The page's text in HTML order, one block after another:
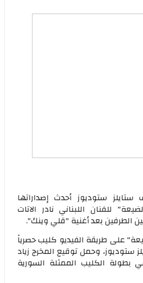
ستوديوز أحدث إصداراتها
للفنان اللبناني نادر الاتات
الطرفين بعد أغنية "قلي وينك".
على طريقة الفيديو كليب حصرياً
ستوديوز، وحمل توقيع المخرج زياد
الكليب الممثلة السورية